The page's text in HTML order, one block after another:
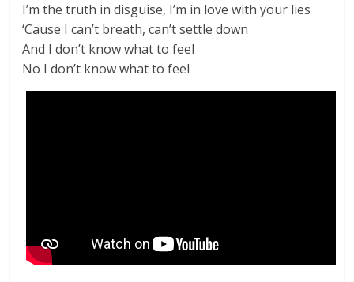
I’m the truth in disguise, I’m in love with your lies
‘Cause I can’t breath, can’t settle down
And I don’t know what to feel
No I don’t know what to feel